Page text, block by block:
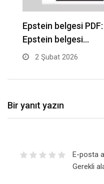
Epstein belgesi
Epstein belgesi…
2 Şubat 2026
Bir yanıt yazın
E-posta
Gerekli